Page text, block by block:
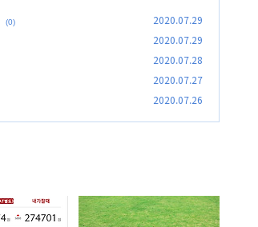
(0) 2020.07.29
2020.07.29
2020.07.28
2020.07.27
2020.07.26